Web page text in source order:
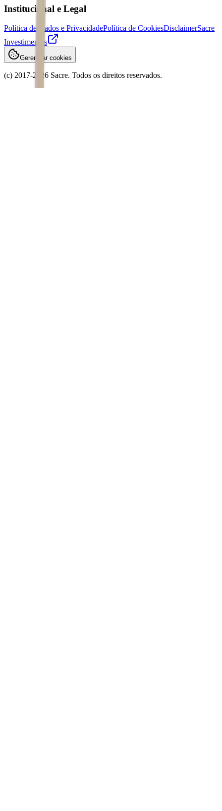
Institucional e Legal
Política de Dados e PrivacidadePolítica de CookiesDisclaimerSacre
Investimentos
Gerenciar cookies
(c) 2017-2026 Sacre. Todos os direitos reservados.